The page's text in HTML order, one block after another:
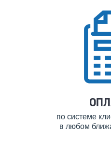
по системе
в любом